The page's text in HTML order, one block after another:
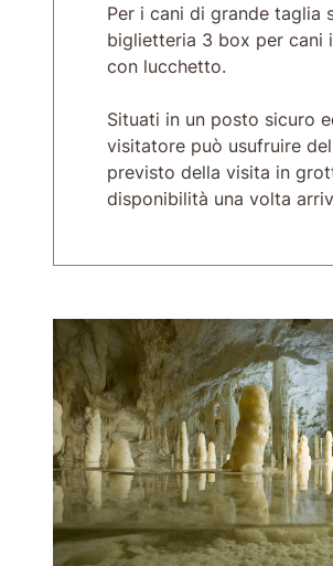
Per i cani di grande taglia
biglietteria 3 box per cani
con lucchetto.
Situati in un posto sicuro
visitatore può usufruire
previsto della visita in
disponibilità una volta